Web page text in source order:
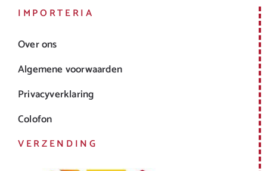
IMPORTERIA
Over ons
Algemene voorwaarden
Privacyverklaring
Colofon
VERZENDING